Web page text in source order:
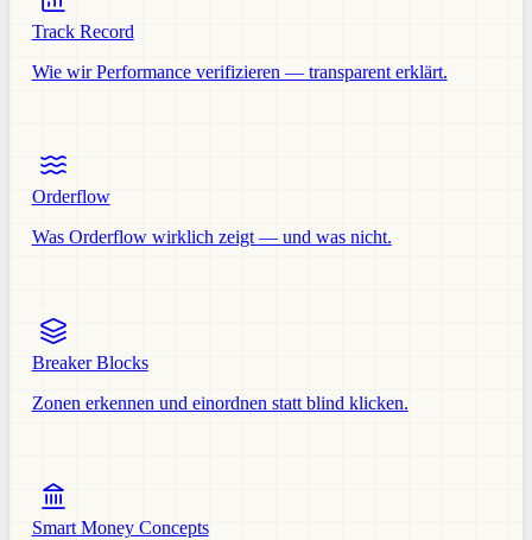
Track Record
Wie wir Performance verifizieren — transparent erklärt.
Orderflow
Was Orderflow wirklich zeigt — und was nicht.
Breaker Blocks
Zonen erkennen und einordnen statt blind klicken.
Smart Money Concepts